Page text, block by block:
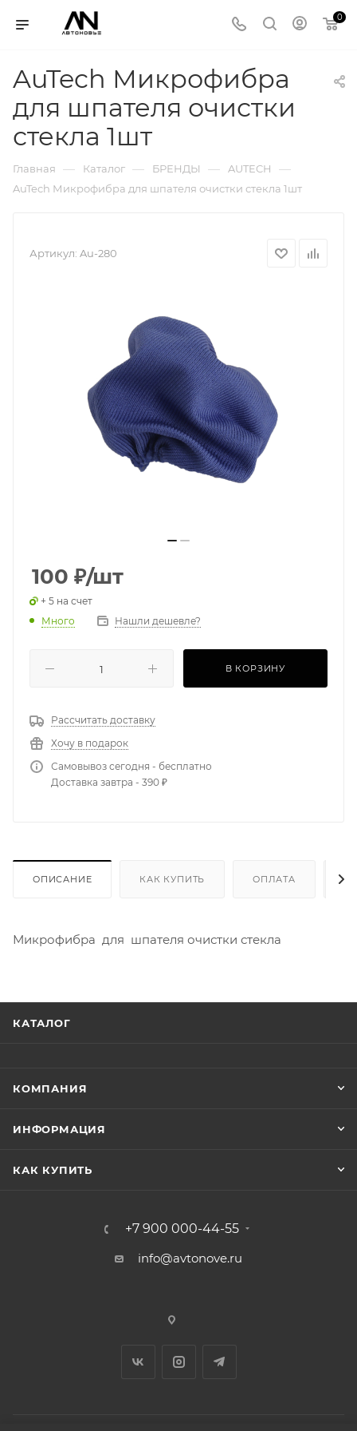
0
AuTech Микрофибра
для шпателя очистки
стекла 1шт
Главная — Каталог — БРЕНДЫ — AUTECH —
AuTech Микрофибра для шпателя очистки стекла 1шт
Артикул: Au-280
100 ₽/шт
+ 5 на счет
Много
Нашли дешевле?
В КОРЗИНУ
Рассчитать доставку
Хочу в подарок
Самовывоз сегодня - бесплатно
Доставка завтра - 390 ₽
ОПИСАНИЕ КАК КУПИТЬ ОПЛАТА
Микрофибра для шпателя очистки стекла
КАТАЛОГ
КОМПАНИЯ
ИНФОРМАЦИЯ
КАК КУПИТЬ
+7 900 000-44-55
info@avtonove.ru